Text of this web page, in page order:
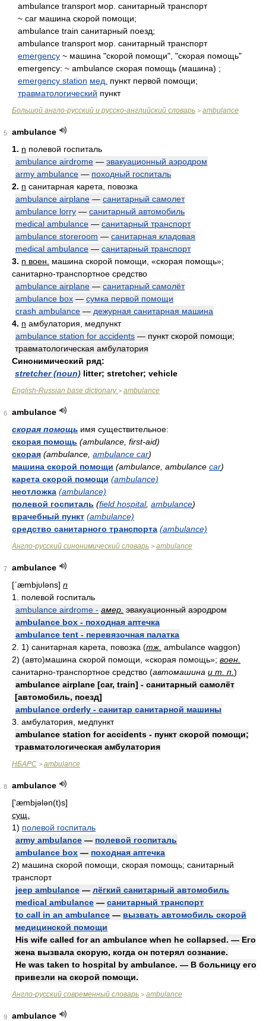
ambulance transport мор. санитарный транспорт
~ car машина скорой помощи;
ambulance train санитарный поезд;
ambulance transport мор. санитарный транспорт
emergency ~ машина "скорой помощи", "скорая помощь"
emergency: ~ ambulance скорая помощь (машина) ;
emergency station мед.
пункт первой помощи;
травматологический пункт
Большой англо-русский и русско-английский словарь > ambulance
5
ambulance
1. n полевой госпиталь
ambulance airdrome — эвакуационный аэродром
army ambulance — походный госпиталь
2. n санитарная карета, повозка
ambulance airplane — санитарный самолет
ambulance lorry — санитарный автомобиль
medical ambulance — санитарный транспорт
ambulance storeroom — санитарная кладовая
medical ambulance — санитарный транспорт
3. n воен.
машина скорой помощи, «скорая помощь»;
санитарно-транспортное средство
ambulance airplane — санитарный самолёт
ambulance box — сумка первой помощи
crash ambulance — дежурная санитарная машина
4. n амбулатория, медпункт
ambulance station for accidents — пункт скорой помощи;
травматологическая амбулатория
Синонимический ряд:
stretcher (noun) litter; stretcher; vehicle
English-Russian base dictionary> ambulance
6
ambulance
скорая помощь имя существительное:
скорая помощь (ambulance, first-aid)
скорая (ambulance, ambulance car)
машина скорой помощи (ambulance, ambulance car)
карета скорой помощи (ambulance)
неотложка (ambulance)
полевой госпиталь (field hospital, ambulance)
врачебный пункт (ambulance)
средство санитарного транспорта (ambulance)
Англо-русский синонимический словарь > ambulance
7
ambulance
[ʹæmbjʋləns] n
1. полевой госпиталь
ambulance airdrome - амер. эвакуационный аэродром
ambulance box - походная аптечка
ambulance tent - перевязочная палатка
2. 1) санитарная карета, повозка (тж. ambulance waggon)
2) (авто)машина скорой помощи, «скорая помощь»; воен.
санитарно-транспортное средство (автомашина и т. п. )
ambulance airplane [car, train] - санитарный самолёт
[автомобиль, поезд]
ambulance orderly - санитар санитарной машины
3. амбулатория, медпункт
ambulance station for accidents - пункт скорой помощи;
травматологическая амбулатория
НБАРС > ambulance
8
ambulance
['æmbjələn(t)s]
сущ.
1) полевой госпиталь
army ambulance — полевой госпиталь
ambulance box — походная аптечка
2) машина скорой помощи, скорая помощь; санитарный
транспорт
jeep ambulance — лёгкий санитарный автомобиль
medical ambulance — санитарный транспорт
to call in an ambulance — вызвать автомобиль скорой
медицинской помощи
His wife called for an ambulance when he collapsed. — Его
жена вызвала скорую, когда он потерял сознание.
He was taken to hospital by ambulance. — В больницу его
привезли на скорой помощи.
Англо-русский современный словарь > ambulance
9
ambulance